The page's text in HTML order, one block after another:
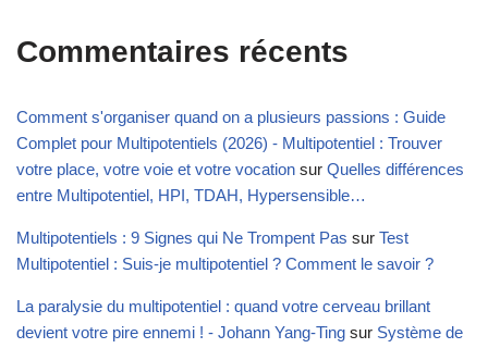
Commentaires récents
Comment s'organiser quand on a plusieurs passions : Guide
Complet pour Multipotentiels (2026) - Multipotentiel : Trouver
votre place, votre voie et votre vocation sur Quelles différences
entre Multipotentiel, HPI, TDAH, Hypersensible…
Multipotentiels : 9 Signes qui Ne Trompent Pas sur Test
Multipotentiel : Suis-je multipotentiel ? Comment le savoir ?
La paralysie du multipotentiel : quand votre cerveau brillant
devient votre pire ennemi ! - Johann Yang-Ting sur Système de